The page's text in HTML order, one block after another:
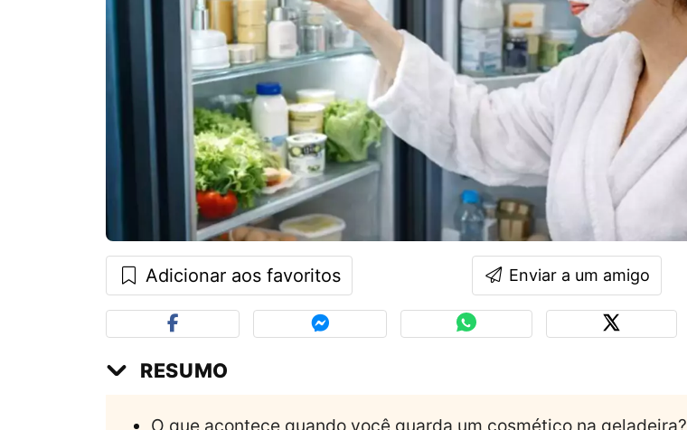
Adicionar aos favoritos Enviar a um amigo
RESUMO
O que acontece quando você guarda um cosmético na geladeira?